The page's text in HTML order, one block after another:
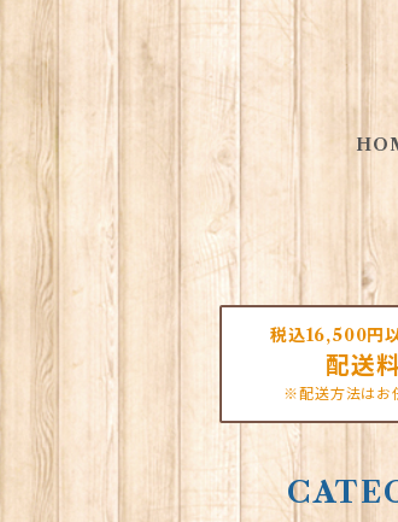
税込16,500円
配送
※配送方法はお